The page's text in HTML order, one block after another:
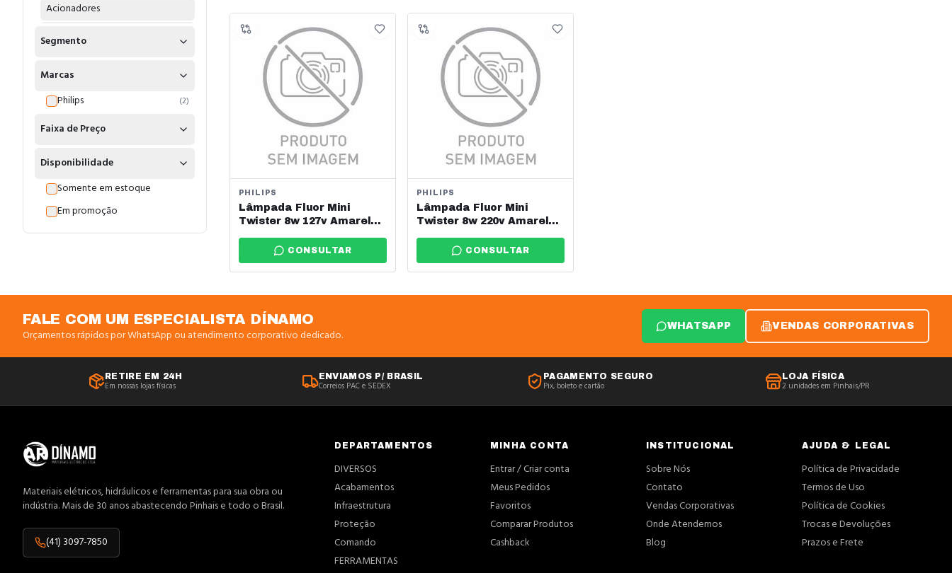
Acionadores
Água
Água Fria
Água Quente
Antenas
Anti-Impacto
Aquecedores
Atuadores
Bandeja
Banheiro
Barramentos
Baterias
Blocos
Segmento
Marcas
Philips
(2)
Faixa de Preço
Disponibilidade
Somente em estoque
Em promoção
PHILIPS
Lâmpada Fluor Mini
Twister 8w 127v Amarela
CONSULTAR
PHILIPS
Lâmpada Fluor Mini
Twister 8w 220v Amarela
CONSULTAR
FALE COM UM ESPECIALISTA DÍNAMO
Orçamentos rápidos por WhatsApp ou atendimento corporativo dedicado.
WHATSAPP VENDAS CORPORATIVAS
RETIRE EM 24H
Em nossas lojas físicas
ENVIAMOS P/ BRASIL
Correios PAC e SEDEX
PAGAMENTO SEGURO
Pix, boleto e cartão
LOJA FÍSICA
2 unidades em Pinhais/PR
Materiais elétricos, hidráulicos e ferramentas para sua obra ou
indústria. Mais de 30 anos abastecendo Pinhais e todo o Brasil.
(41) 3097-7850
DEPARTAMENTOS
DIVERSOS
Acabamentos
Infraestrutura
Proteção
Comando
FERRAMENTAS
MINHA CONTA
Entrar / Criar conta
Meus Pedidos
Favoritos
Comparar Produtos
Cashback
INSTITUCIONAL
Sobre Nós
Contato
Vendas Corporativas
Onde Atendemos
Blog
AJUDA & LEGAL
Política de Privacidade
Termos de Uso
Política de Cookies
Trocas e Devoluções
Prazos e Frete